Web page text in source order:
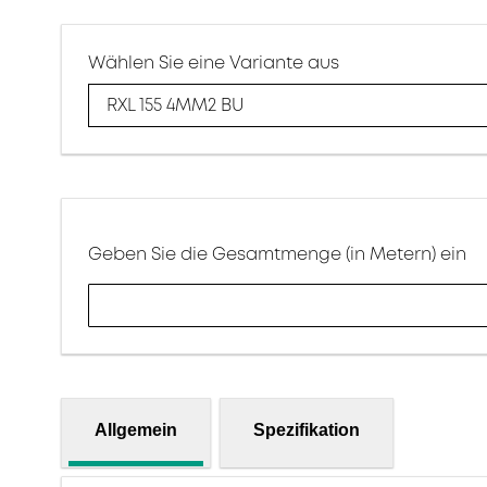
Wählen Sie eine Variante aus
RXL 155 4MM2 BU
Geben Sie die Gesamtmenge (in Metern) ein
Allgemein Spezifikation